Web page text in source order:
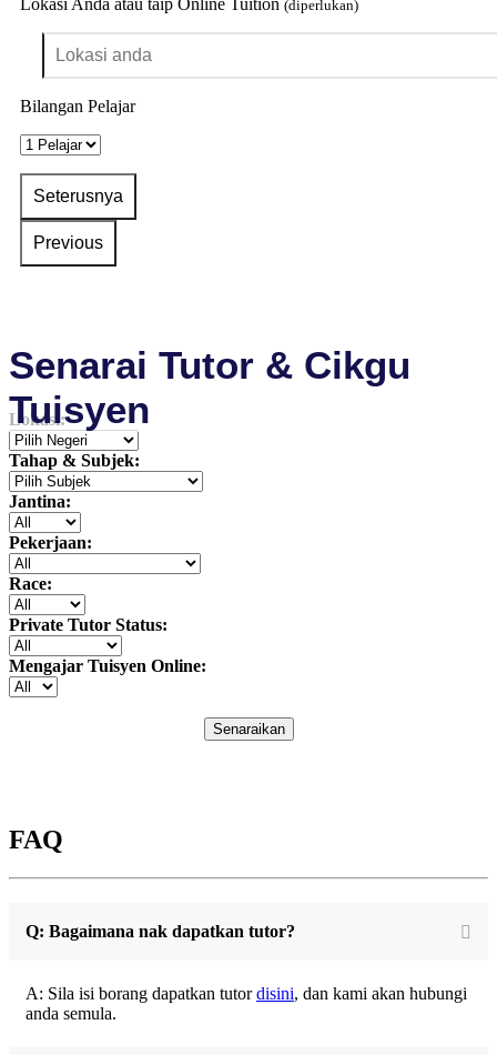
(diperlukan)
Bilangan Pelajar
Senarai Tutor & Cikgu
Tuisyen
Lokasi:
Tahap & Subjek:
Jantina:
Pekerjaan:
Race:
Private Tutor Status:
Mengajar Tuisyen Online:
Senaraikan
FAQ
Q: Bagaimana nak dapatkan tutor?
A: Sila isi borang dapatkan tutordisini, dan kami akan hubungi
anda semula.